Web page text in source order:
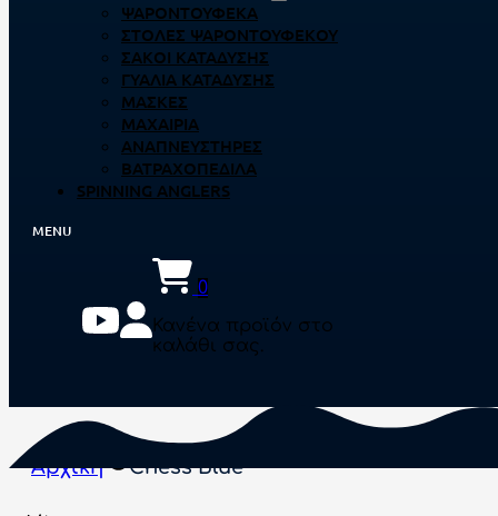
ΨΑΡΟΝΤΟΎΦΕΚΑ
ΣΤΟΛΈΣ ΨΑΡΟΝΤΟΎΦΕΚΟΥ
ΣΆΚΟΙ ΚΑΤΆΔΥΣΗΣ
ΓΥΑΛΙΆ ΚΑΤΆΔΥΣΗΣ
ΜΆΣΚΕΣ
ΜΑΧΑΊΡΙΑ
ΑΝΑΠΝΕΥΣΤΉΡΕΣ
ΒΑΤΡΑΧΟΠΈΔΙΛΑ
SPINNING ANGLERS
0
Κανένα προϊόν στο
καλάθι σας.
Αρχική Chess Blue